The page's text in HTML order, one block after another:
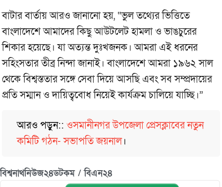
বাটার বার্তায় আরও জানানো হয়, “ভুল তথ্যের ভিত্তিতে
বাংলাদেশে আমাদের কিছু আউটলেট হামলা ও ভাঙচুরের
শিকার হয়েছে। যা অত্যন্ত দুঃখজনক। আমরা এই ধরনের
সহিংসতার তীব্র নিন্দা জানাই। বাংলাদেশে আমরা ১৯৬২ সাল
থেকে বিশ্বস্ততার সঙ্গে সেবা দিয়ে আসছি এবং সব সম্প্রদায়ের
প্রতি সম্মান ও দায়িত্ববোধ নিয়েই কার্যক্রম চালিয়ে যাচ্ছি।”
আরও পড়ুন:: ওসমানীনগর উপজেলা প্রেসক্লাবের নতুন
কমিটি গঠন- সভাপতি জয়নাল।
বিশ্বনাথনিউজ২৪ডটকম / বিএন২৪